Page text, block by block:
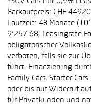
*SUV Cars mit 0,9%
Barkaufpreis: CHF
Laufzeit: 48 Monate
9’257.68, Leasingrate
obligatorischer
verboten, falls sie zur
führt. Finanzierung
Family Cars, Starter
oder bis auf Widerruf
für Privatkunden und